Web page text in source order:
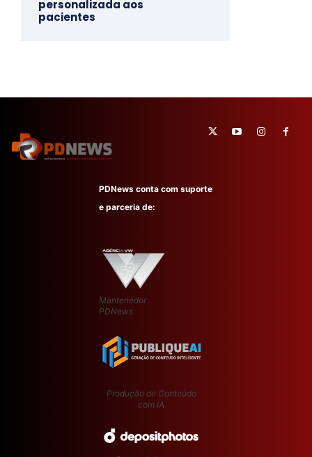
personalizada aos
pacientes
PDNews conta com suporte
e parceria de:
Mantenedor
PDNews
Produção de Conteúdo
com IA